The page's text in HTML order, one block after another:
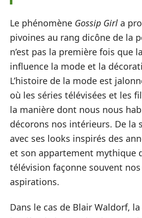
Le phénomène Gossip Girl a
pivoines au rang dicône de la
n’est pas la première fois que
influence la mode et la
L’histoire de la mode est
où les séries télévisées et les
la manière dont nous nous
décorons nos intérieurs. De la
avec ses looks inspirés des
et son appartement mythique
télévision façonne souvent
aspirations.
Dans le cas de Blair Waldorf,